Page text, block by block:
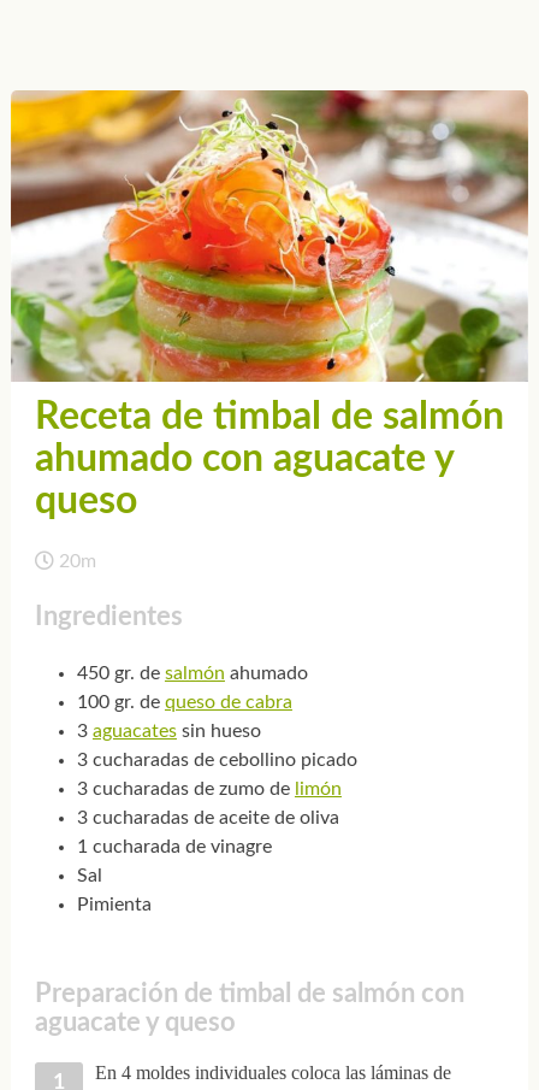
Receta de timbal de salmón
ahumado con aguacate y
queso
20m
Ingredientes
450 gr. de salmón ahumado
100 gr. de queso de cabra
3 aguacatessin hueso
3 cucharadas de cebollino picado
3 cucharadas de zumo de limón
3 cucharadas de aceite de oliva
1 cucharada de vinagre
Sal
Pimienta
Preparación de timbal de salmón con
aguacate y queso
En 4 moldes individuales coloca las láminas de